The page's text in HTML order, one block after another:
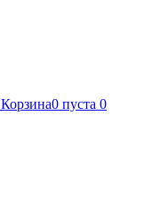
Корзина0 пуста 0